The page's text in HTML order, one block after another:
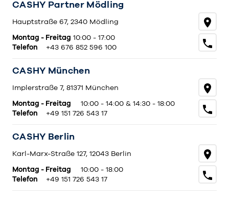
CASHY Partner Mödling
Hauptstraße 67, 2340 Mödling
Montag - Freitag 10:00 - 17:00
Telefon
+43 676 852 596 100
CASHY München
Implerstraße 7, 81371 München
Montag - Freitag
10:00 - 14:00 & 14:30 - 18:00
Telefon
+49 151 726 543 17
CASHY Berlin
Karl-Marx-Straße 127, 12043 Berlin
Montag - Freitag
10:00 - 18:00
Telefon
+49 151 726 543 17